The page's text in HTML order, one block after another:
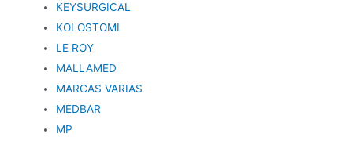
KEYSURGICAL
KOLOSTOMI
LE ROY
MALLAMED
MARCAS VARIAS
MEDBAR
MP